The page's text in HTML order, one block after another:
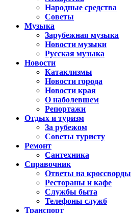
Народные средства
Советы
Музыка
Зарубежная музыка
Новости музыки
Русская музыка
Новости
Катаклизмы
Новости города
Новости края
О наболевшем
Репортажи
Отдых и туризм
За рубежом
Советы туристу
Ремонт
Сантехника
Справочник
Ответы на кроссворды
Рестораны и кафе
Службы быта
Телефоны служб
Транспорт